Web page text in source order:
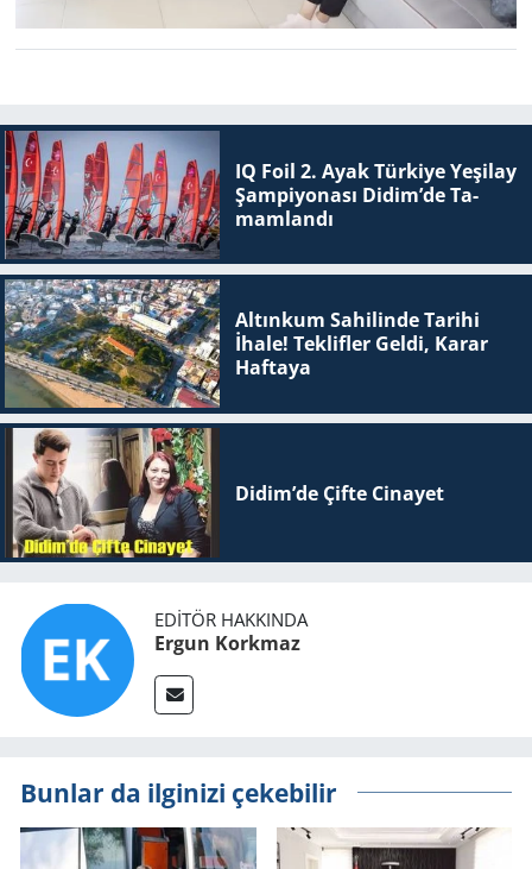
IQ Foil 2. Ayak Tür­ki­ye Ye­şi­lay
Şam­pi­yo­na­sı Didim’de Ta­
mam­lan­dı
Altınkum Sahilinde Tarihi
İhale! Teklifler Geldi, Karar
Haftaya
Didim’de Çifte Ci­na­yet
EDITÖR HAKKINDA
Ergun Korkmaz
Bunlar da ilginizi çekebilir